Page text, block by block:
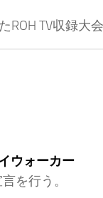
TV収録大
ウォーカー
を行う。